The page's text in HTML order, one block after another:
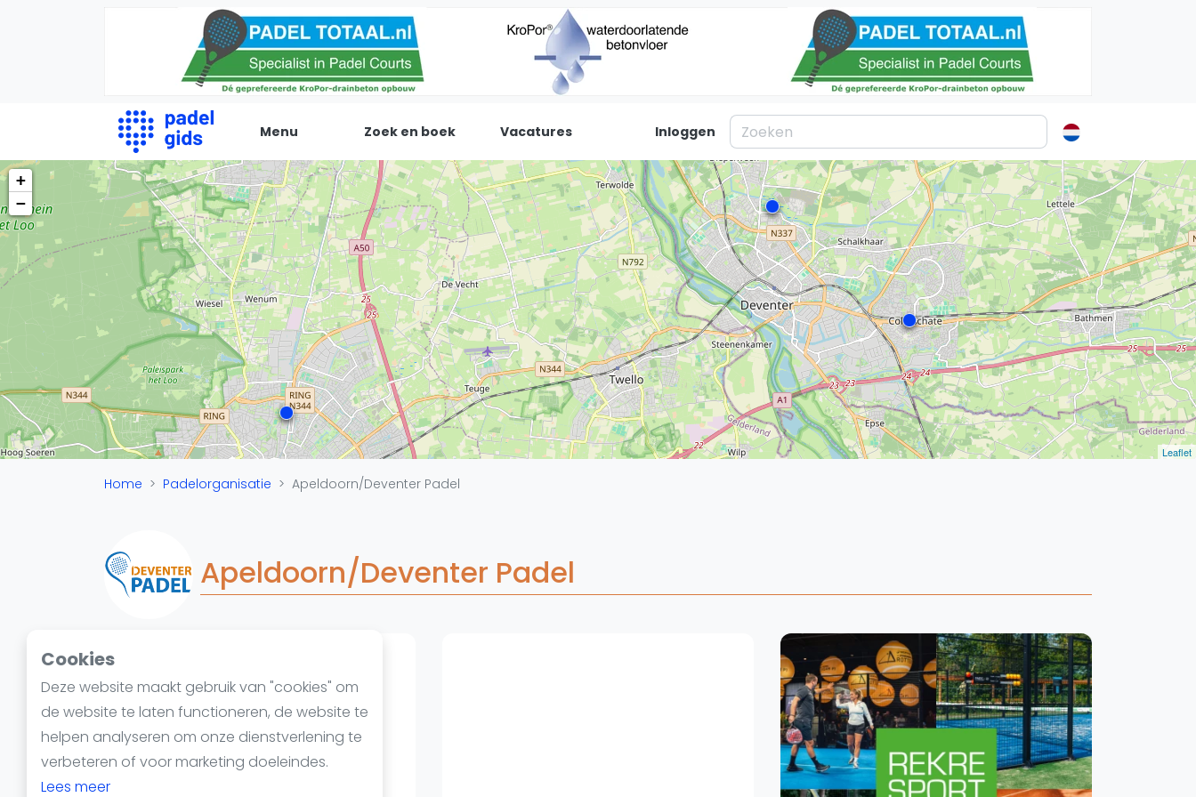
Cookies
Deze website maakt gebruik van "cookies" om
de website te laten functioneren, de website te
helpen analyseren om onze dienstverlening te
verbeteren of voor marketing doeleindes.
Lees meer
Menu
De Padel Gids
Alle padel locaties
Padelwinkels
Padelreizen
Organisatie
Merken
Banenbouwers
Overige categorien
Reserveringssystemen
Padelscholen
Toevoegen data
Laatste updates
Padel
Forum
Nieuws
Blog artikelen
Vragen over padel
Padelgear
Overige
Ranglijsten
Nationale Toernooien
Internationale toernooien
Informatie
Over ons
Contact
Adverteren
Insights
Zoek en boek Vacatures Inloggen
+
−
Leaflet
Home Padelorganisatie Apeldoorn/Deventer Padel
Apeldoorn/Deventer Padel
Kortingscode: PADELGIDS10 Vanaf €250